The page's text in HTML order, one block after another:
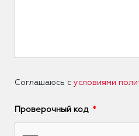
Соглашаюсь с условиями
Проверочный код